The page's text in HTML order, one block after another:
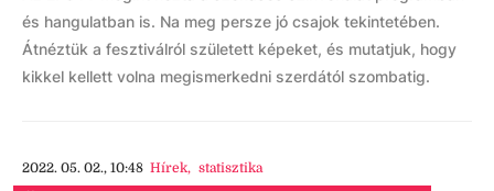
és hangulatban is. Na meg persze jó csajok tekintetében.
Átnéztük a fesztiválról született képeket, és mutatjuk, hogy
kikkel kellett volna megismerkedni szerdától szombatig.
2022. 05. 02., 10:48 Hírek, statisztika